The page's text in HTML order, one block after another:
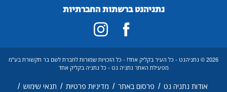
נתניהנט ברשתות החברתיות
2026 © נתניהנט - כל העיר בקליק אחד! - כל הזכויות שמורות לחברת לשם בר תקשורת בע"מ
מפעילת האתר נתניה נט - כל נתניה בקליק אחד
אודות נתניה נט / פרסום באתר / מדיניות פרטיות / תנאי שימוש /